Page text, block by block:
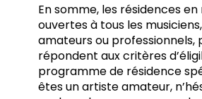
En somme, les résidences
ouvertes à tous les
amateurs ou professionnels,
répondent aux critères
programme de résidence
êtes un artiste amateur,